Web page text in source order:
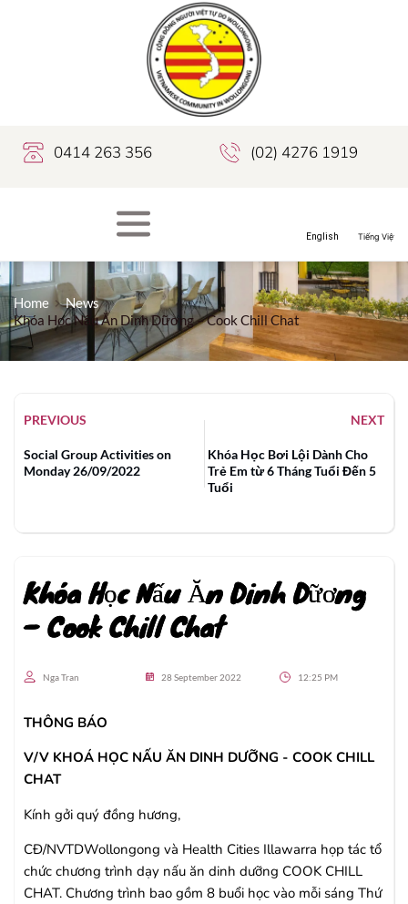
0414 263 356 (02) 4276 1919
Home
News
Khóa Học Nấu Ăn Dinh Dữơng – Cook Chill Chat
PREVIOUS NEXT
Social Group Activities on
Monday 26/09/2022
Khóa Học Bơi Lội Dành Cho
Trẻ Em từ 6 Tháng Tuổi Đến 5
Tuổi
Khóa Học Nấu Ăn Dinh Dữơng
– Cook Chill Chat
Nga Tran 28 September 2022 12:25 PM
THÔNG BÁO
V/V KHOÁ HỌC NẤU ĂN DINH DƯỠNG - COOK CHILL
CHAT
Kính gởi quý đồng hương,
CĐ/NVTDWollongong và Health Cities Illawarra họp tác tổ
chức chương trình dạy nấu ăn dinh dưỡng COOK CHILL
CHAT. Chương trình bao gồm 8 buổi học vào mỗi sáng Thứ